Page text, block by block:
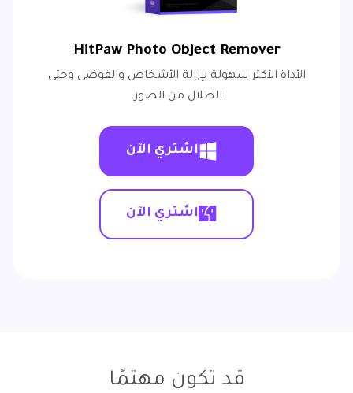
HitPaw Photo Object Remover
الأداة الأكثر سهولة لإزالة الأشخاص والفوضى وحتى
الظلال من الصور.
اشتري الآن
اشتري الآن
قد تكون مهتمًا